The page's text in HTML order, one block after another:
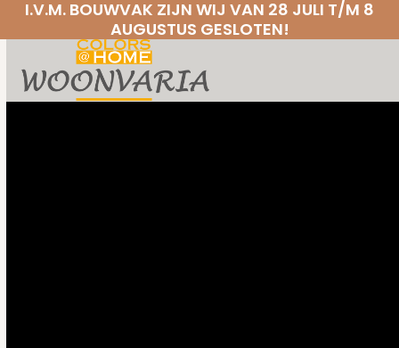
SkipI.V.M. BOUWVAK ZIJN WIJ VAN 28 JULI T/M 8
AUGUSTUS GESLOTEN!
mobile
mobile